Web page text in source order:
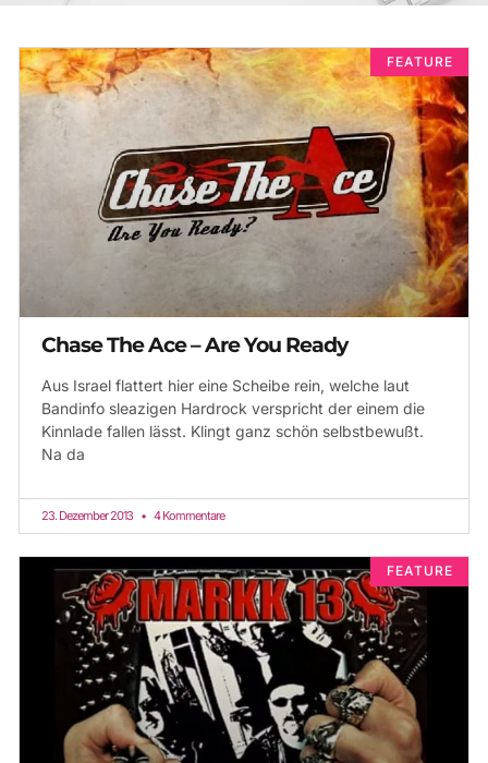
FEATURE
Chase The Ace – Are You Ready
Aus Israel flattert hier eine Scheibe rein, welche laut
Bandinfo sleazigen Hardrock verspricht der einem die
Kinnlade fallen lässt. Klingt ganz schön selbstbewußt.
Na da
23. Dezember 2013 4 Kommentare
FEATURE